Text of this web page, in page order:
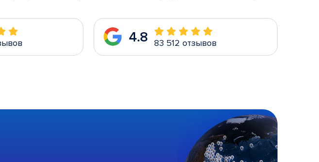
4.8 83 512 отзывов